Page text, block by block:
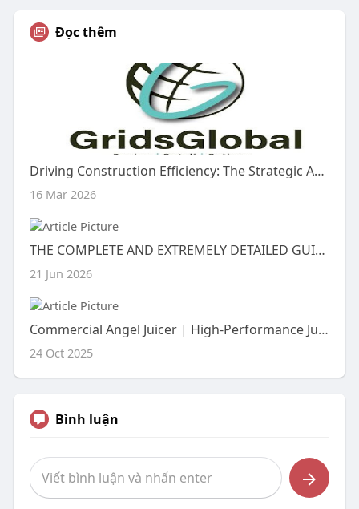
Đọc thêm
Driving Construction Efficiency: The Strategic Advantage of Rapid Steel Detailing in the USA
16 Mar 2026
THE COMPLETE AND EXTREMELY DETAILED GUIDE TO WEBSITE DESIGN LANGUAGE, MODERN WEB STRUCTURE, VISUAL COMMUNICATION, USER E
21 Jun 2026
Commercial Angel Juicer | High-Performance Juice Machine
24 Oct 2025
Bình luận